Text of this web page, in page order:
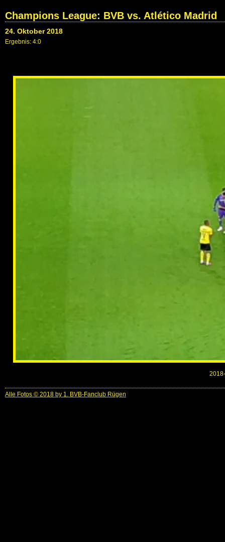
Champions League: BVB vs. Atlético Madrid
24. Oktober 2018
Ergebnis: 4:0
Alle Fotos © 2018 by 1. BVB-Fanclub Rügen